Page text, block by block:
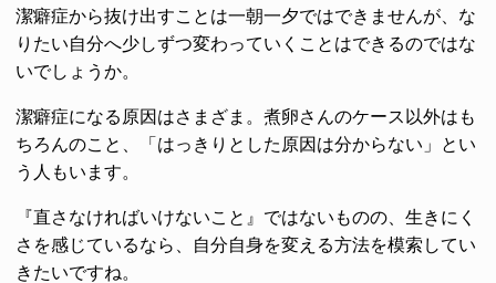
潔癖症から抜け出すことは一朝一夕ではできませんが、な
りたい自分へ少しずつ変わっていくことはできるのではな
いでしょうか。
潔癖症になる原因はさまざま。煮卵さんのケース以外はも
ちろんのこと、「はっきりとした原因は分からない」とい
う人もいます。
『直さなければいけないこと』ではないものの、生きにく
さを感じているなら、自分自身を変える方法を模索してい
きたいですね。